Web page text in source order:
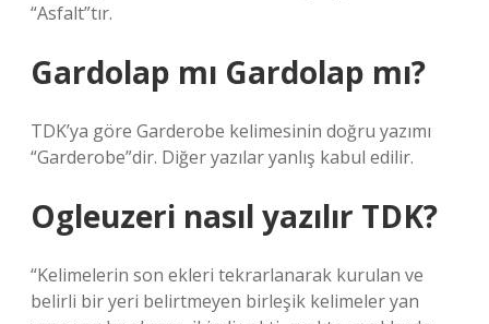
“Asfalt”tır.
Gardolap mı Gardolap mı?
TDK’ya göre Garderobe kelimesinin doğru yazımı
“Garderobe”dir. Diğer yazılar yanlış kabul edilir.
Ogleuzeri nasıl yazılır TDK?
“Kelimelerin son ekleri tekrarlanarak kurulan ve
belirli bir yeri belirtmeyen birleşik kelimeler yan